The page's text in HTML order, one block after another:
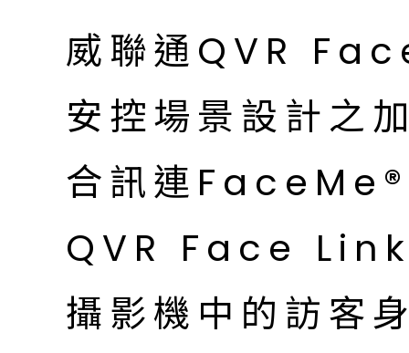
威聯通QVR
安控場景設計之
合訊連
QVR Face Link
攝影機中的訪客